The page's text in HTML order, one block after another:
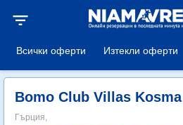
filter_list
Всички оферти Изтекли оферти
Bomo Club Villas Kosma
Гърция,